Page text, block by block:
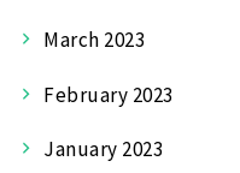
March 2023
February 2023
January 2023